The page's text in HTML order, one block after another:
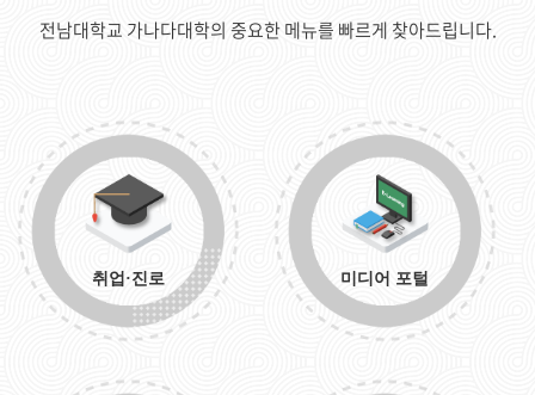
전남대학교 가나다대학의 중요한 메뉴를 빠르게 찾아드립니다.
취업·진로 미디어 포털